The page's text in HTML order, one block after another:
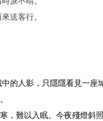
送客行。
，難以入眠。今夜殘燈斜